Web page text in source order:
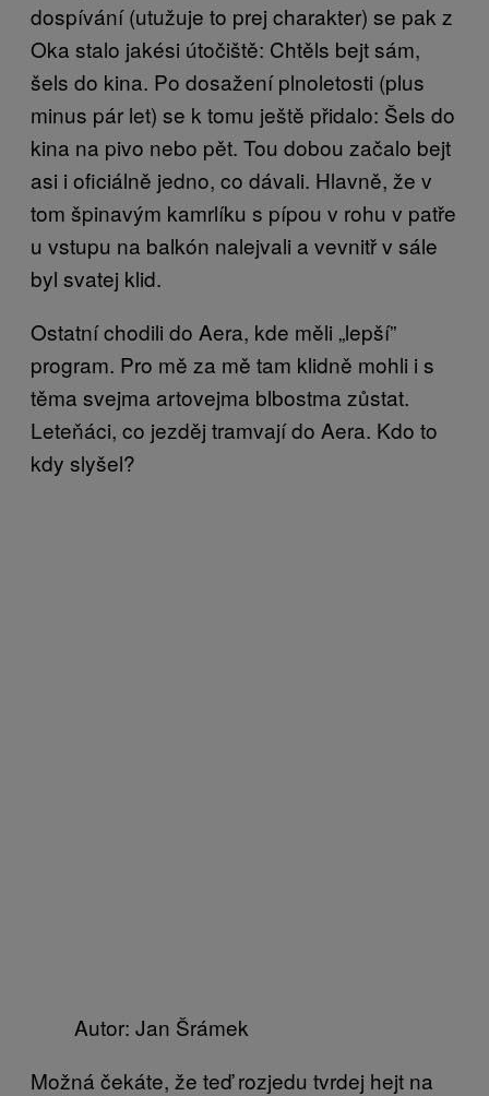
dospívání (utužuje to prej charakter) se pak z
Oka stalo jakési útočiště: Chtěls bejt sám,
šels do kina. Po dosažení plnoletosti (plus
minus pár let) se k tomu ještě přidalo: Šels do
kina na pivo nebo pět. Tou dobou začalo bejt
asi i oficiálně jedno, co dávali. Hlavně, že v
tom špinavým kamrlíku s pípou v rohu v patře
u vstupu na balkón nalejvali a vevnitř v sále
byl svatej klid.
Ostatní chodili do Aera, kde měli „lepší”
program. Pro mě za mě tam klidně mohli i s
těma svejma artovejma blbostma zůstat.
Leteňáci, co jezděj tramvají do Aera. Kdo to
kdy slyšel?
Autor: Jan Šrámek
Možná čekáte, že teď rozjedu tvrdej hejt na